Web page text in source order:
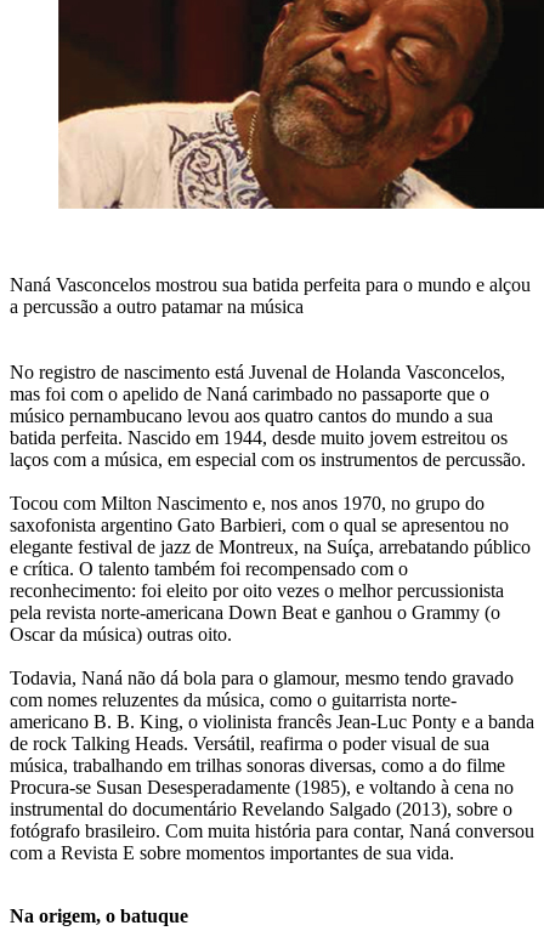
Naná Vasconcelos mostrou sua batida perfeita para o mundo e alçou
a percussão a outro patamar na música
No registro de nascimento está Juvenal de Holanda Vasconcelos,
mas foi com o apelido de Naná carimbado no passaporte que o
músico pernambucano levou aos quatro cantos do mundo a sua
batida perfeita. Nascido em 1944, desde muito jovem estreitou os
laços com a música, em especial com os instrumentos de percussão.
Tocou com Milton Nascimento e, nos anos 1970, no grupo do
saxofonista argentino Gato Barbieri, com o qual se apresentou no
elegante festival de jazz de Montreux, na Suíça, arrebatando público
e crítica. O talento também foi recompensado com o
reconhecimento: foi eleito por oito vezes o melhor percussionista
pela revista norte-americana Down Beat e ganhou o Grammy (o
Oscar da música) outras oito.
Todavia, Naná não dá bola para o glamour, mesmo tendo gravado
com nomes reluzentes da música, como o guitarrista norte-
americano B. B. King, o violinista francês Jean-Luc Ponty e a banda
de rock Talking Heads. Versátil, reafirma o poder visual de sua
música, trabalhando em trilhas sonoras diversas, como a do filme
Procura-se Susan Desesperadamente (1985), e voltando à cena no
instrumental do documentário Revelando Salgado (2013), sobre o
fotógrafo brasileiro. Com muita história para contar, Naná conversou
com a Revista E sobre momentos importantes de sua vida.
Na origem, o batuque